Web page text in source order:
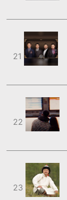
21
22
23